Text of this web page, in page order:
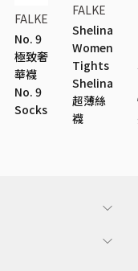
FALKE
No. 9
極致奢
華襪
No. 9
Socks
FALKE
Shelina
Women
Tights
Shelina
超薄絲
襪